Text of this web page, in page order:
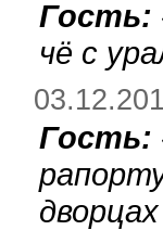
Гость:
чё с
Гость: